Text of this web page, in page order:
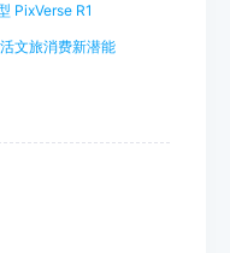
PixVerse R1
文旅消费新潜能